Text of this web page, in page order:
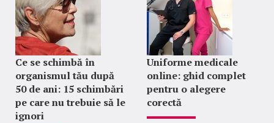
Ce se schimbă în
organismul tău după
50 de ani: 15 schimbări
pe care nu trebuie să le
ignori
Uniforme medicale
online: ghid complet
pentru o alegere
corectă